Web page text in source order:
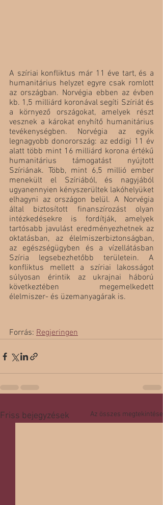
A szíriai konfliktus már 11 éve tart, és a
humanitárius helyzet egyre csak romlott
az országban. Norvégia ebben az évben
kb. 1,5 milliárd koronával segíti Szíriát és
a környező országokat, amelyek részt
vesznek a károkat enyhítő humanitárius
tevékenységben. Norvégia az egyik
legnagyobb donorország: az eddigi 11 év
alatt több mint 16 milliárd korona értékű
humanitárius támogatást nyújtott
Szíriának. Több, mint 6,5 millió ember
menekült el Szíriából, és nagyjából
ugyanennyien kényszerültek lakóhelyüket
elhagyni az országon belül. A Norvégia
által biztosított finanszírozást olyan
intézkedésekre is fordítják, amelyek
tartósabb javulást eredményezhetnek az
oktatásban, az élelmiszerbiztonságban,
az egészségügyben és a vízellátásban
Szíria legsebezhetőbb területein. A
konfliktus mellett a szíriai lakosságot
súlyosan érintik az ukrajnai háború
következtében megemelkedett
élelmiszer- és üzemanyagárak is.
Forrás: Regjeringen
Friss bejegyzések Az összes megtekintése